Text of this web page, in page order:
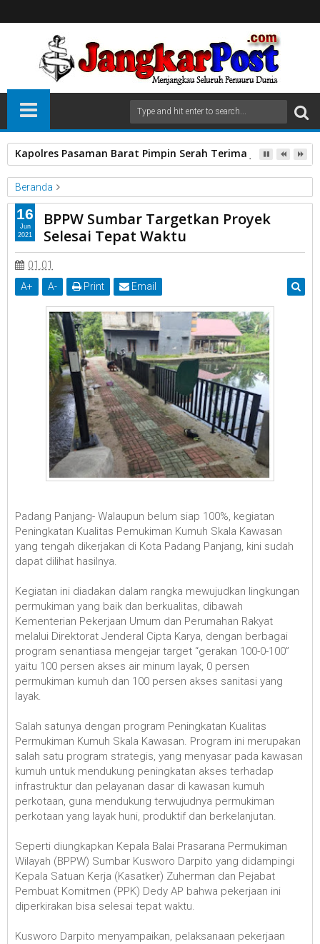
Kapolres Pasaman Barat Pimpin Serah Terima Jabatan PJU
Beranda
Terbaru
Utama
BPPW Sumbar Targetkan Proyek Selesai Tepat Waktu
BPPW Sumbar Targetkan Proyek
Selesai Tepat Waktu
01.01
A+ A- Print Email
Padang Panjang- Walaupun belum siap 100%, kegiatan
Peningkatan Kualitas Pemukiman Kumuh Skala Kawasan
yang tengah dikerjakan di Kota Padang Panjang, kini sudah
dapat dilihat hasilnya.
Kegiatan ini diadakan dalam rangka mewujudkan lingkungan
permukiman yang baik dan berkualitas, dibawah
Kementerian Pekerjaan Umum dan Perumahan Rakyat
melalui Direktorat Jenderal Cipta Karya, dengan berbagai
program senantiasa mengejar target “gerakan 100-0-100”
yaitu 100 persen akses air minum layak, 0 persen
permukiman kumuh dan 100 persen akses sanitasi yang
layak.
Salah satunya dengan program Peningkatan Kualitas
Permukiman Kumuh Skala Kawasan. Program ini merupakan
salah satu program strategis, yang menyasar pada kawasan
kumuh untuk mendukung peningkatan akses terhadap
infrastruktur dan pelayanan dasar di kawasan kumuh
perkotaan, guna mendukung terwujudnya permukiman
perkotaan yang layak huni, produktif dan berkelanjutan.
Seperti diungkapkan Kepala Balai Prasarana Permukiman
Wilayah (BPPW) Sumbar Kusworo Darpito yang didampingi
Kepala Satuan Kerja (Kasatker) Zuherman dan Pejabat
Pembuat Komitmen (PPK) Dedy AP bahwa pekerjaan ini
diperkirakan bisa selesai tepat waktu.
Kusworo Darpito menyampaikan, pelaksanaan pekerjaan
16
Jun
2021